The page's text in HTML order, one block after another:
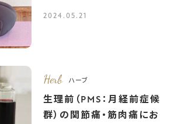
2024.05.21
Herb ハーブ
生理前（PMS：月経前症候
群）の関節痛・筋肉痛にお